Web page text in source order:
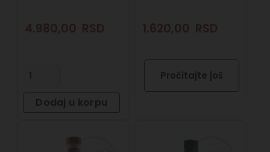
Dodaj u korpu
Pročitajte još